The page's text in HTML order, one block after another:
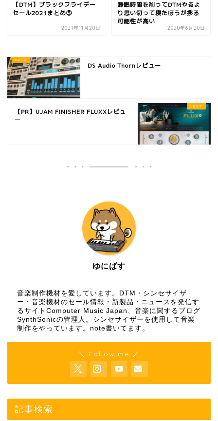
【DTM】ブラックフライデー
セール2021まとめ③
2021年11月20日
睡眠時間を削ってDTMやるよ
り思い切って寝たほうが捗る
可能性が高い
2020年6月20日
DS Audio Thornレビュー
【PR】UJAM FINISHER FLUXXレビュ
ー
ゆにばす
音楽制作機材を愛しています。DTM・シンセサイザ
ー・音楽機材のセール情報・新製品・ニュースを発信す
るサイトComputer Music Japan、音楽に関するブログ
SynthSonicの管理人。シンセサイザーを使用して音楽
制作をやっています。 note書いてます。
＼ Follow me ／
記事検索